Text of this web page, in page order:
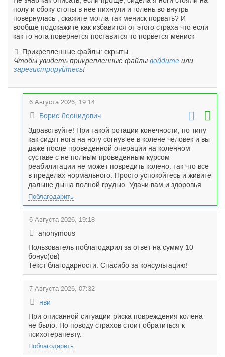
полу и сбоку стопы в нее пихнули и голень во внутрь
повернулась , скажите могла так мениск порвать? И
вообще подскажите как избавится от этого страха что если
как то нога повернется поставится то порвется мениск
Прикрепленные файлы: скрыты.
Чтобы увидеть прикрепленные файлы войдите или
зарегистрируйтесь!
6 Августа 2026, 19:14
Борис Леонидович
Здравствуйте! При такой ротации конечности, по типу
как сидят нога на ногу согнув ее в колене человек и вы
даже после проведенной операции на коленном
суставе с не полным проведенным курсом
реабилитации не может повредить колено. так что все
в пределах нормального. Просто успокойтесь и живите
дальше дыша полной грудью. Удачи вам и здоровья
Поблагодарить
6 Августа 2026, 19:18
anonymous
Пользователь поблагодарил за ответ на сумму 10
бонус(ов)
Текст благодарности: Спасибо за консультацию!
7 Августа 2026, 07:32
нви
При описанной ситуации риска повреждения колена
не было. По поводу страхов стоит обратиться к
психотерапевту.
Поблагодарить